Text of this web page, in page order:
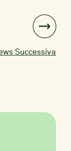
Successiva